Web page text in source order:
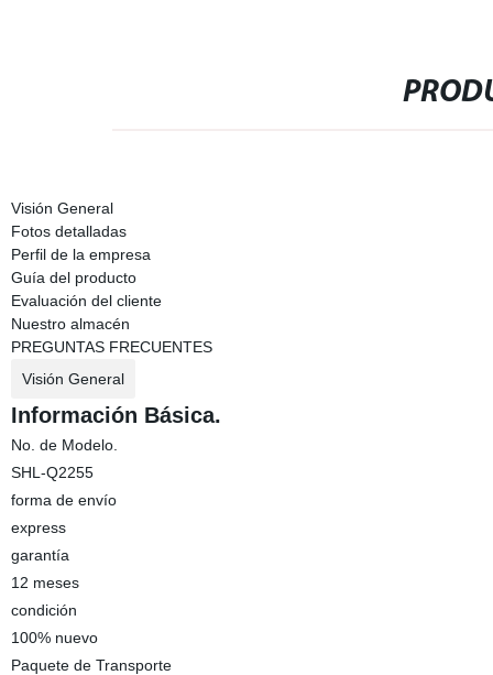
Visión General
Fotos detalladas
Perfil de la empresa
Guía del producto
Evaluación del cliente
Nuestro almacén
PREGUNTAS FRECUENTES
Visión General
Información Básica.
No. de Modelo.
SHL-Q2255
forma de envío
express
garantía
12 meses
condición
100% nuevo
Paquete de Transporte